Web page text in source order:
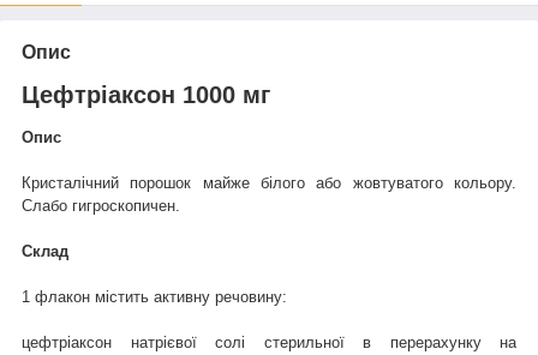
Опис
Цефтріаксон 1000 мг
Опис
Кристалічний порошок майже білого або жовтуватого кольору.
Слабо гигроскопичен.
Склад
1 флакон містить активну речовину:
цефтрiаксон натрієвої солі стерильної в перерахунку на